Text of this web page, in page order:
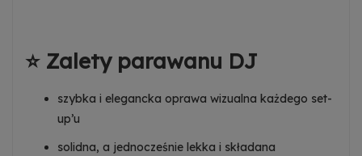
⭐ Zalety parawanu DJ
szybka i elegancka oprawa wizualna każdego set-
up’u
solidna, a jednocześnie lekka i składana